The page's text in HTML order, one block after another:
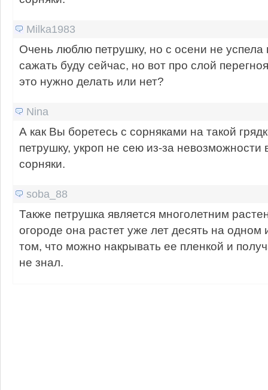
Milka1983
Очень люблю петрушку, но с осени не успела
сажать буду сейчас, но вот про слой
это нужно делать или нет?
Nina
А как Вы боретесь с сорняками на такой
петрушку, укроп не сею из-за
сорняки.
soba_88
Также петрушка является многолетним
огороде она растет уже лет десять на
том, что можно накрывать ее пленкой и
не знал.